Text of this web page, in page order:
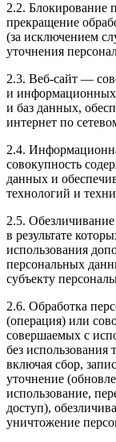
2.2. Блокирование
прекращение
(за исключением
уточнения
2.3. Веб-сайт —
и
и баз данных,
интернет по
2.4.
совокупность
данных и
технологий и
2.5.
в результате
использования
персональных
субъекту
2.6. Обработка
(операция) или
совершаемых с
без
включая сбор,
уточнение
использование,
доступ),
уничтожение